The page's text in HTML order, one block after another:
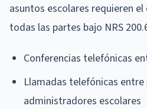
asuntos escolares requieren
todas las partes bajo NRS
Conferencias telefónicas
Llamadas telefónicas entre
administradores escolares